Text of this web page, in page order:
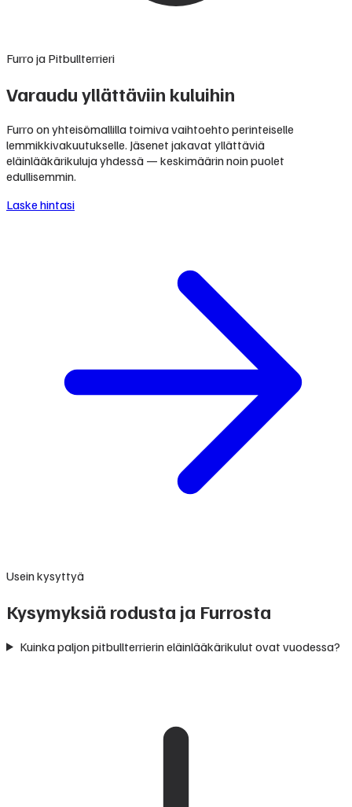
Furro ja Pitbullterrieri
Varaudu yllättäviin kuluihin
Furro on yhteisömallilla toimiva vaihtoehto perinteiselle
lemmikkivakuutukselle. Jäsenet jakavat yllättäviä
eläinlääkärikuluja yhdessä — keskimäärin noin puolet
edullisemmin.
Laske hintasi
Usein kysyttyä
Kysymyksiä rodusta ja Furrosta
Kuinka paljon pitbullterrierin eläinlääkärikulut ovat vuodessa?